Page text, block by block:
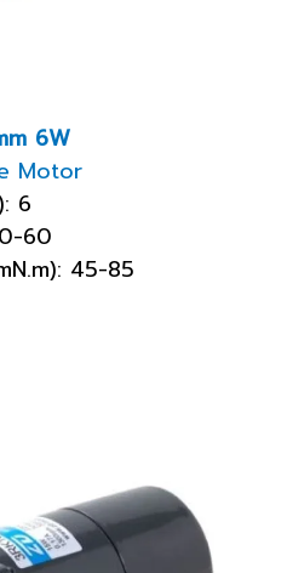
6W
Motor
6
60
45-85